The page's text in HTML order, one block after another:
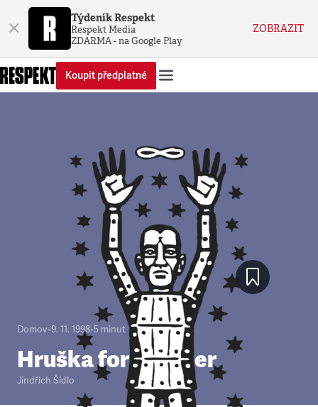
× Týdeník Respekt
Respekt Media
ZDARMA - na Google Play
ZOBRAZIT
Koupit předplatné
Domov•9. 11. 1998•5 minut
Hruška for premier
Jindřich Šídlo